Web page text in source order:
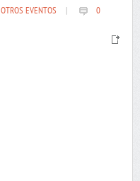
OTROS EVENTOS 0